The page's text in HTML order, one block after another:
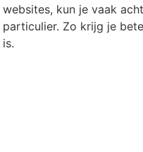
websites, kun je vaak
particulier. Zo krijg je
is.